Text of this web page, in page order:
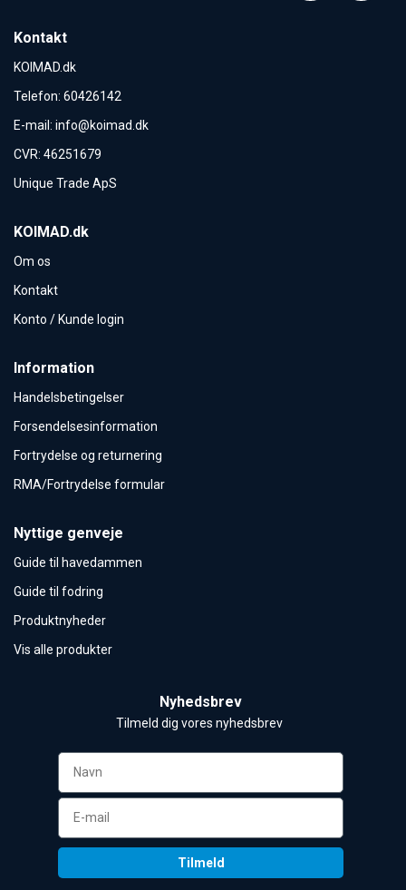
Kontakt
KOIMAD.dk
Telefon: 60426142
E-mail : info@koimad.dk
CVR: 46251679
Unique Trade ApS
KOIMAD.dk
Om os
Kontakt
Konto / Kunde login
Information
Handelsbetingelser
Forsendelsesinformation
Fortrydelse og returnering
RMA/Fortrydelse formular
Nyttige genveje
Guide til havedammen
Guide til fodring
Produktnyheder
Vis alle produkter
Nyhedsbrev
Tilmeld dig vores nyhedsbrev
Tilmeld